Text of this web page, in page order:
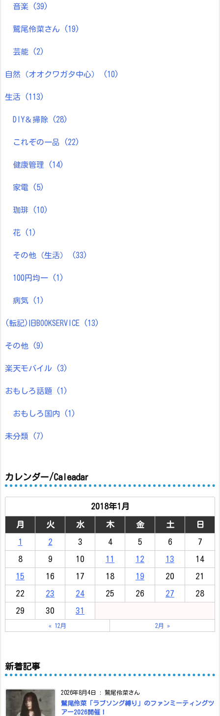
音楽 (39)
鷲尾伶菜さん (19)
芸能 (2)
自然（オオクワガタ中心） (10)
生活 (113)
DIY＆掃除 (28)
これぞの一品 (22)
健康管理 (14)
家電 (5)
珈琲 (10)
花 (1)
その他（生活） (33)
100円均一 (1)
病気 (1)
(転記)旧BOOKSERVICE (13)
その他 (9)
楽天モバイル (3)
おもしろ話題 (1)
おもしろ国内 (1)
未分類 (7)
カレンダー/Caleadar
2018年1月
月 火 水 木 金 土 日
1 2 3 4 5 6 7
8 9 10 11 12 13 14
15 16 17 18 19 20 21
22 23 24 25 26 27 28
29 30 31
« 12月 2月 »
新着記事
2026年8月4日 : 鷲尾伶菜さん
鷲尾伶菜「ラブソング縛り」のファンミーティングツ
アー2026開催！